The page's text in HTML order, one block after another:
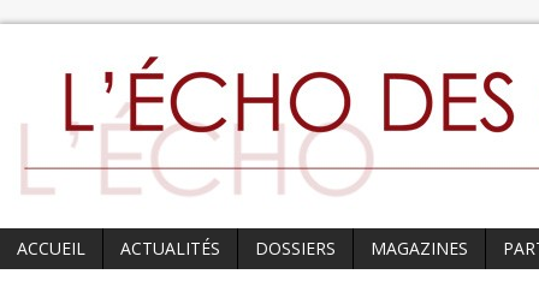
ACCUEIL ACTUALITÉS DOSSIERS MAGAZINES